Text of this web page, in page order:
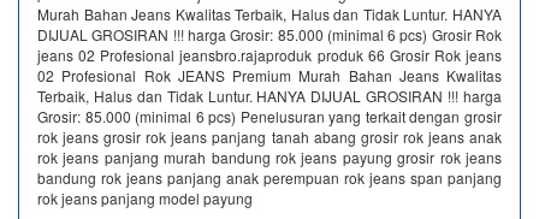
Murah Bahan Jeans Kwalitas Terbaik, Halus dan Tidak Luntur. HANYA
DIJUAL GROSIRAN !!! harga Grosir: 85.000 (minimal 6 pcs) Grosir Rok
jeans 02 Profesional jeansbro.rajaproduk produk 66 Grosir Rok jeans
02 Profesional Rok JEANS Premium Murah Bahan Jeans Kwalitas
Terbaik, Halus dan Tidak Luntur. HANYA DIJUAL GROSIRAN !!! harga
Grosir: 85.000 (minimal 6 pcs) Penelusuran yang terkait dengan grosir
rok jeans grosir rok jeans panjang tanah abang grosir rok jeans anak
rok jeans panjang murah bandung rok jeans payung grosir rok jeans
bandung rok jeans panjang anak perempuan rok jeans span panjang
rok jeans panjang model payung